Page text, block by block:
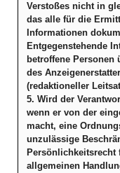
Verstoßes nicht in
das alle für die
Informationen
Entgegenstehende
betroffene Personen
des
(redaktioneller
5. Wird der
wenn er von der
macht, eine
unzulässige
Persönlichkeitsrecht
allgemeinen